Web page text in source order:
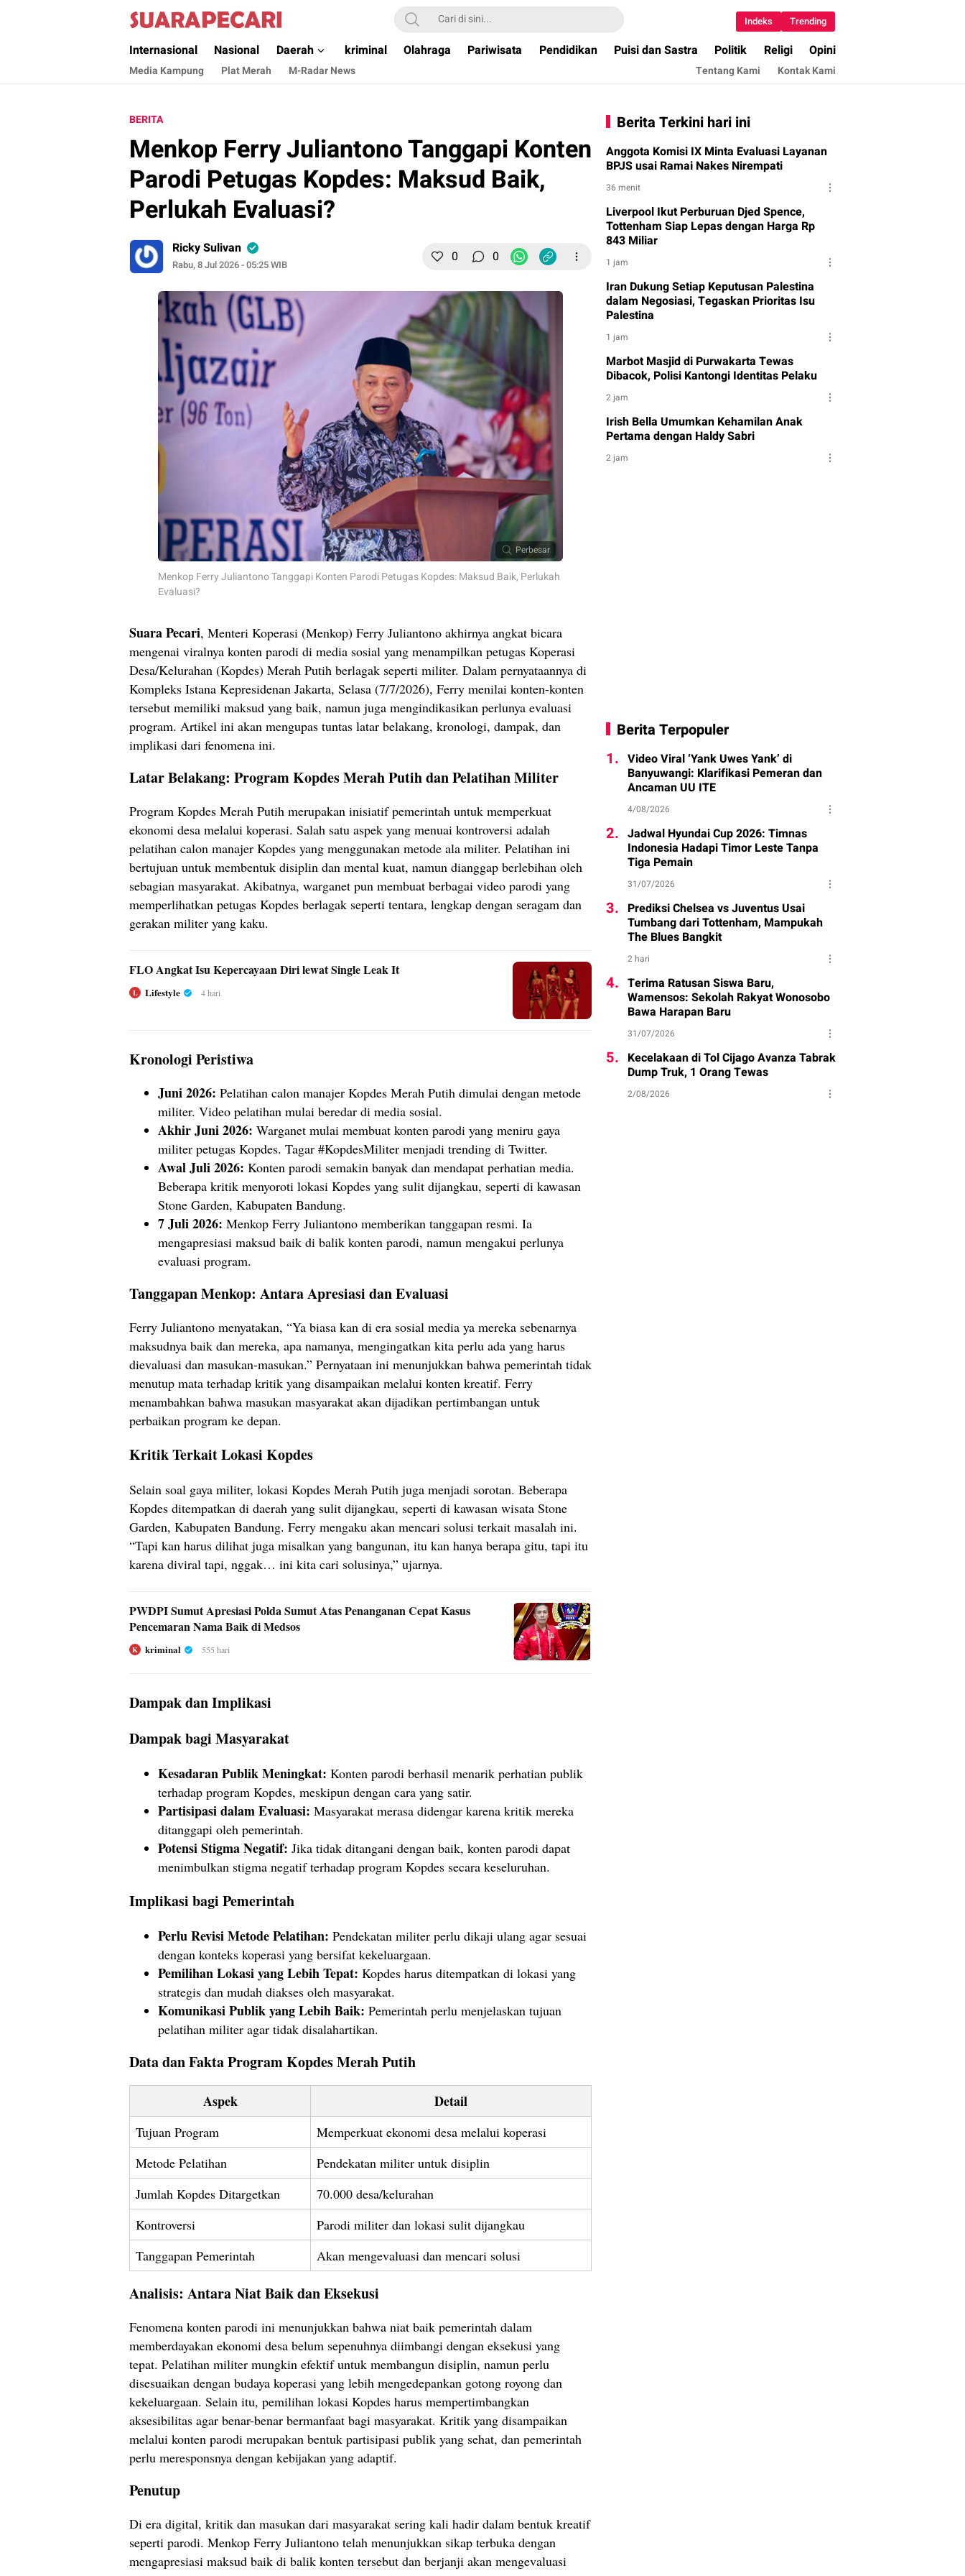
Suara Pecari
Suara Pencerahan Anak Negeri ( Berita Aktual & Terpercaya )
Indeks Trending
Internasional Nasional Daerah kriminal Olahraga Pariwisata Pendidikan Puisi dan Sastra Politik Religi Opini
Media Kampung Plat Merah M-Radar News Tentang Kami Kontak Kami
BERITA
Menkop Ferry Juliantono Tanggapi Konten
Parodi Petugas Kopdes: Maksud Baik,
Perlukah Evaluasi?
Ricky Sulivan
Rabu, 8 Jul 2026 - 05:25 WIB 0 0
Perbesar
Menkop Ferry Juliantono Tanggapi Konten Parodi Petugas Kopdes: Maksud Baik, Perlukah
Evaluasi?
Suara Pecari, Menteri Koperasi (Menkop) Ferry Juliantono akhirnya angkat bicara
mengenai viralnya konten parodi di media sosial yang menampilkan petugas Koperasi
Desa/Kelurahan (Kopdes) Merah Putih berlagak seperti militer. Dalam pernyataannya di
Kompleks Istana Kepresidenan Jakarta, Selasa (7/7/2026), Ferry menilai konten-konten
tersebut memiliki maksud yang baik, namun juga mengindikasikan perlunya evaluasi
program. Artikel ini akan mengupas tuntas latar belakang, kronologi, dampak, dan
implikasi dari fenomena ini.
Latar Belakang: Program Kopdes Merah Putih dan Pelatihan Militer
Program Kopdes Merah Putih merupakan inisiatif pemerintah untuk memperkuat
ekonomi desa melalui koperasi. Salah satu aspek yang menuai kontroversi adalah
pelatihan calon manajer Kopdes yang menggunakan metode ala militer. Pelatihan ini
bertujuan untuk membentuk disiplin dan mental kuat, namun dianggap berlebihan oleh
sebagian masyarakat. Akibatnya, warganet pun membuat berbagai video parodi yang
memperlihatkan petugas Kopdes berlagak seperti tentara, lengkap dengan seragam dan
gerakan militer yang kaku.
FLO Angkat Isu Kepercayaan Diri lewat Single Leak It
L Lifestyle 4 hari
Kronologi Peristiwa
Juni 2026: Pelatihan calon manajer Kopdes Merah Putih dimulai dengan metode
militer. Video pelatihan mulai beredar di media sosial.
Akhir Juni 2026: Warganet mulai membuat konten parodi yang meniru gaya
militer petugas Kopdes. Tagar #KopdesMiliter menjadi trending di Twitter.
Awal Juli 2026: Konten parodi semakin banyak dan mendapat perhatian media.
Beberapa kritik menyoroti lokasi Kopdes yang sulit dijangkau, seperti di kawasan
Stone Garden, Kabupaten Bandung.
7 Juli 2026: Menkop Ferry Juliantono memberikan tanggapan resmi. Ia
mengapresiasi maksud baik di balik konten parodi, namun mengakui perlunya
evaluasi program.
Tanggapan Menkop: Antara Apresiasi dan Evaluasi
Ferry Juliantono menyatakan, “Ya biasa kan di era sosial media ya mereka sebenarnya
maksudnya baik dan mereka, apa namanya, mengingatkan kita perlu ada yang harus
dievaluasi dan masukan-masukan.” Pernyataan ini menunjukkan bahwa pemerintah tidak
menutup mata terhadap kritik yang disampaikan melalui konten kreatif. Ferry
menambahkan bahwa masukan masyarakat akan dijadikan pertimbangan untuk
perbaikan program ke depan.
Kritik Terkait Lokasi Kopdes
Selain soal gaya militer, lokasi Kopdes Merah Putih juga menjadi sorotan. Beberapa
Kopdes ditempatkan di daerah yang sulit dijangkau, seperti di kawasan wisata Stone
Garden, Kabupaten Bandung. Ferry mengaku akan mencari solusi terkait masalah ini.
“Tapi kan harus dilihat juga misalkan yang bangunan, itu kan hanya berapa gitu, tapi itu
karena diviral tapi, nggak… ini kita cari solusinya,” ujarnya.
PWDPI Sumut Apresiasi Polda Sumut Atas Penanganan Cepat Kasus
Pencemaran Nama Baik di Medsos
K kriminal 555 hari
Dampak dan Implikasi
Dampak bagi Masyarakat
Kesadaran Publik Meningkat: Konten parodi berhasil menarik perhatian publik
terhadap program Kopdes, meskipun dengan cara yang satir.
Partisipasi dalam Evaluasi: Masyarakat merasa didengar karena kritik mereka
ditanggapi oleh pemerintah.
Potensi Stigma Negatif: Jika tidak ditangani dengan baik, konten parodi dapat
menimbulkan stigma negatif terhadap program Kopdes secara keseluruhan.
Implikasi bagi Pemerintah
Perlu Revisi Metode Pelatihan: Pendekatan militer perlu dikaji ulang agar sesuai
dengan konteks koperasi yang bersifat kekeluargaan.
Pemilihan Lokasi yang Lebih Tepat: Kopdes harus ditempatkan di lokasi yang
strategis dan mudah diakses oleh masyarakat.
Komunikasi Publik yang Lebih Baik: Pemerintah perlu menjelaskan tujuan
pelatihan militer agar tidak disalahartikan.
Data dan Fakta Program Kopdes Merah Putih
Aspek Detail
Tujuan Program
Memperkuat ekonomi desa melalui koperasi
Metode Pelatihan
Pendekatan militer untuk disiplin
Jumlah Kopdes Ditargetkan
70.000 desa/kelurahan
Kontroversi
Parodi militer dan lokasi sulit dijangkau
Tanggapan Pemerintah
Akan mengevaluasi dan mencari solusi
Analisis: Antara Niat Baik dan Eksekusi
Fenomena konten parodi ini menunjukkan bahwa niat baik pemerintah dalam
memberdayakan ekonomi desa belum sepenuhnya diimbangi dengan eksekusi yang
tepat. Pelatihan militer mungkin efektif untuk membangun disiplin, namun perlu
disesuaikan dengan budaya koperasi yang lebih mengedepankan gotong royong dan
kekeluargaan. Selain itu, pemilihan lokasi Kopdes harus mempertimbangkan
aksesibilitas agar benar-benar bermanfaat bagi masyarakat. Kritik yang disampaikan
melalui konten parodi merupakan bentuk partisipasi publik yang sehat, dan pemerintah
perlu meresponsnya dengan kebijakan yang adaptif.
Penutup
Di era digital, kritik dan masukan dari masyarakat sering kali hadir dalam bentuk kreatif
seperti parodi. Menkop Ferry Juliantono telah menunjukkan sikap terbuka dengan
mengapresiasi maksud baik di balik konten tersebut dan berjanji akan mengevaluasi
Berita Terkini hari ini
Anggota Komisi IX Minta Evaluasi Layanan
BPJS usai Ramai Nakes Nirempati
36 menit
Liverpool Ikut Perburuan Djed Spence,
Tottenham Siap Lepas dengan Harga Rp
843 Miliar
1 jam
Iran Dukung Setiap Keputusan Palestina
dalam Negosiasi, Tegaskan Prioritas Isu
Palestina
1 jam
Marbot Masjid di Purwakarta Tewas
Dibacok, Polisi Kantongi Identitas Pelaku
2 jam
Irish Bella Umumkan Kehamilan Anak
Pertama dengan Haldy Sabri
2 jam
Berita Terpopuler
1. Video Viral ‘Yank Uwes Yank’ di
Banyuwangi: Klarifikasi Pemeran dan
Ancaman UU ITE
4/08/2026
2. Jadwal Hyundai Cup 2026: Timnas
Indonesia Hadapi Timor Leste Tanpa
Tiga Pemain
31/07/2026
3. Prediksi Chelsea vs Juventus Usai
Tumbang dari Tottenham, Mampukah
The Blues Bangkit
2 hari
4. Terima Ratusan Siswa Baru,
Wamensos: Sekolah Rakyat Wonosobo
Bawa Harapan Baru
31/07/2026
5. Kecelakaan di Tol Cijago Avanza Tabrak
Dump Truk, 1 Orang Tewas
2/08/2026